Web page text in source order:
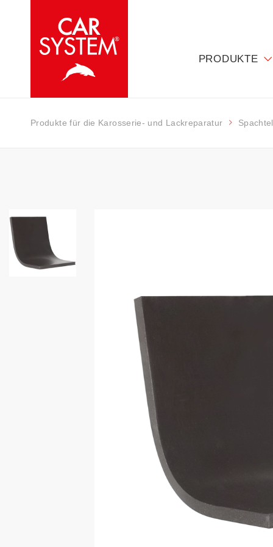
PRODUKTE
Produkte für die Karosserie- und Lackreparatur